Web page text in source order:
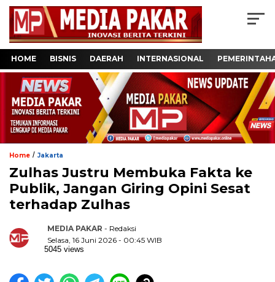
HOME BISNIS DAERAH INTERNASIONAL
Home / Jakarta
Zulhas Justru Membuka Fakta ke
Publik, Jangan Giring Opini Sesat
terhadap Zulhas
MEDIA PAKAR - Redaksi
Selasa, 16 Juni 2026 - 00:45 WIB
5045 views